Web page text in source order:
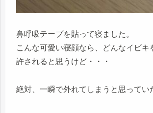
鼻呼吸テープを貼って寝ました。
こんな可愛い寝顔なら、どんなイビキ
許されると思うけど・・・
絶対、一瞬で外れてしまうと思ってい